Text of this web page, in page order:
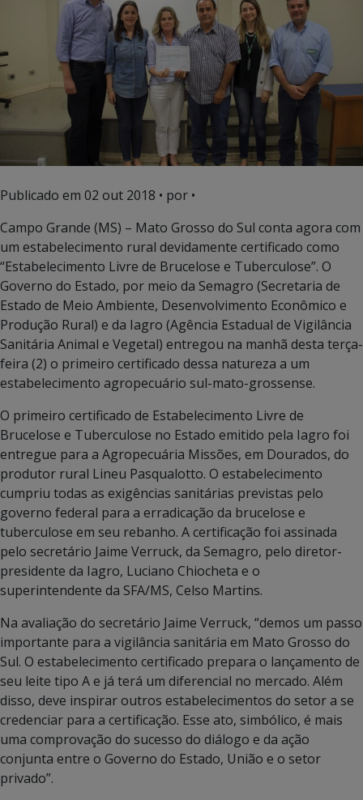
Publicado em 02 out 2018 • por •
Campo Grande (MS) – Mato Grosso do Sul conta agora com
um estabelecimento rural devidamente certificado como
“Estabelecimento Livre de Brucelose e Tuberculose”. O
Governo do Estado, por meio da Semagro (Secretaria de
Estado de Meio Ambiente, Desenvolvimento Econômico e
Produção Rural) e da Iagro (Agência Estadual de Vigilância
Sanitária Animal e Vegetal) entregou na manhã desta terça-
feira (2) o primeiro certificado dessa natureza a um
estabelecimento agropecuário sul-mato-grossense.
O primeiro certificado de Estabelecimento Livre de
Brucelose e Tuberculose no Estado emitido pela Iagro foi
entregue para a Agropecuária Missões, em Dourados, do
produtor rural Lineu Pasqualotto. O estabelecimento
cumpriu todas as exigências sanitárias previstas pelo
governo federal para a erradicação da brucelose e
tuberculose em seu rebanho. A certificação foi assinada
pelo secretário Jaime Verruck, da Semagro, pelo diretor-
presidente da Iagro, Luciano Chiocheta e o
superintendente da SFA/MS, Celso Martins.
Na avaliação do secretário Jaime Verruck, “demos um passo
importante para a vigilância sanitária em Mato Grosso do
Sul. O estabelecimento certificado prepara o lançamento de
seu leite tipo A e já terá um diferencial no mercado. Além
disso, deve inspirar outros estabelecimentos do setor a se
credenciar para a certificação. Esse ato, simbólico, é mais
uma comprovação do sucesso do diálogo e da ação
conjunta entre o Governo do Estado, União e o setor
privado”.